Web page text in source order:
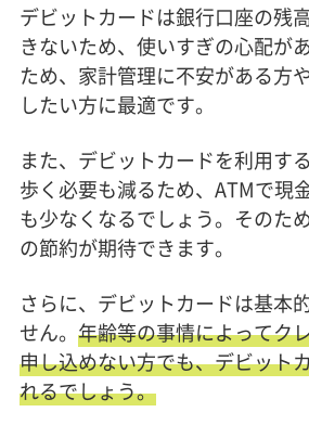
デビットカードは銀行口座の残
きないため、使いすぎの心配が
ため、家計管理に不安がある方
したい方に最適です。
また、デビットカードを利用す
歩く必要も減るため、ATMで現
も少なくなるでしょう。そのた
の節約が期待できます。
さらに、デビットカードは基本
せん。 年齢等の事情によってク
申し込めない方でも、デビット
れるでしょう。